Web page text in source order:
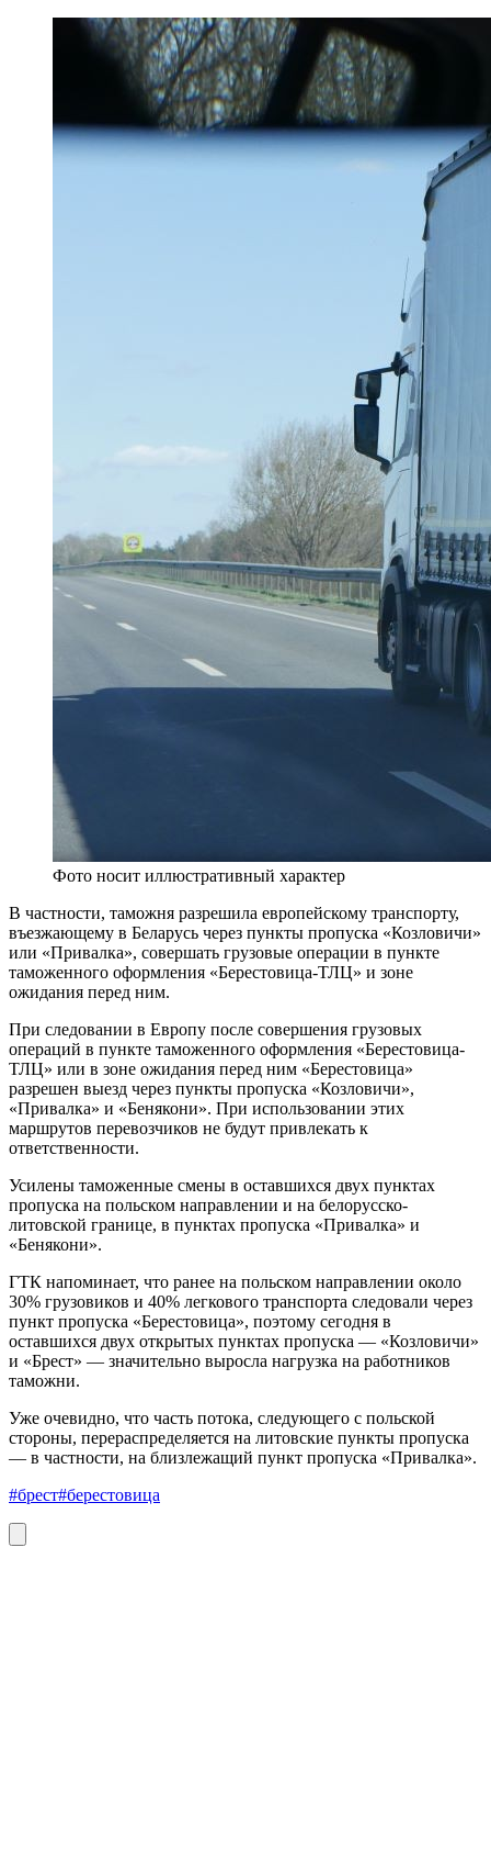
Фото носит иллюстративный характер
В частности, таможня разрешила европейскому транспорту,
въезжающему в Беларусь через пункты пропуска «Козловичи»
или «Привалка», совершать грузовые операции в пункте
таможенного оформления «Берестовица-ТЛЦ» и зоне
ожидания перед ним.
При следовании в Европу после совершения грузовых
операций в пункте таможенного оформления «Берестовица-
ТЛЦ» или в зоне ожидания перед ним «Берестовица»
разрешен выезд через пункты пропуска «Козловичи»,
«Привалка» и «Бенякони». При использовании этих
маршрутов перевозчиков не будут привлекать к
ответственности.
Усилены таможенные смены в оставшихся двух пунктах
пропуска на польском направлении и на белорусско-
литовской границе, в пунктах пропуска «Привалка» и
«Бенякони».
ГТК напоминает, что ранее на польском направлении около
30% грузовиков и 40% легкового транспорта следовали через
пункт пропуска «Берестовица», поэтому сегодня в
оставшихся двух открытых пунктах пропуска — «Козловичи»
и «Брест» — значительно выросла нагрузка на работников
таможни.
Уже очевидно, что часть потока, следующего с польской
стороны, перераспределяется на литовские пункты пропуска
— в частности, на близлежащий пункт пропуска «Привалка».
#брест#берестовица